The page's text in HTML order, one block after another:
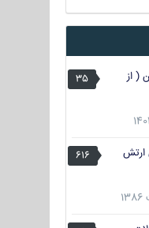
35
( از
616
ارتش